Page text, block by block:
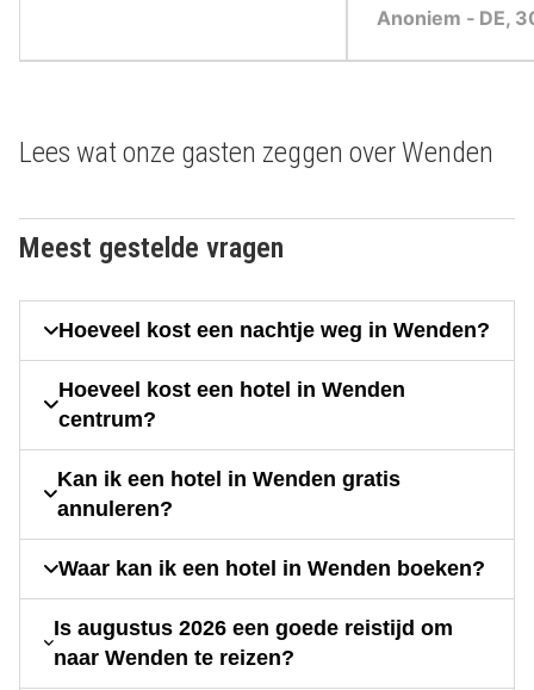
Anoniem ‐ DE,
Lees wat onze gasten zeggen over Wenden
Meest gestelde vragen
Hoeveel kost een nachtje weg in Wenden?
Hoeveel kost een hotel in Wenden
centrum?
Kan ik een hotel in Wenden gratis
annuleren?
Waar kan ik een hotel in Wenden boeken?
Is augustus 2026 een goede reistijd om
naar Wenden te reizen?